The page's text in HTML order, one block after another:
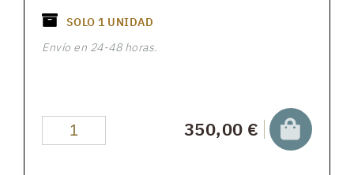
SOLO 1 UNIDAD
Envío en 24-48 horas.
350,00 €